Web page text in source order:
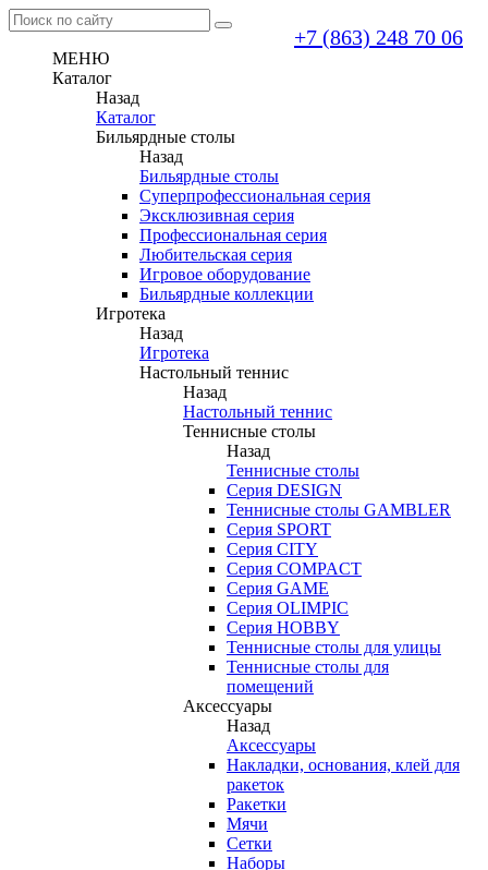
+7 (863) 248 70 06
МЕНЮ
Каталог
Назад
Каталог
Бильярдные столы
Назад
Бильярдные столы
Суперпрофессиональная серия
Эксклюзивная серия
Профессиональная серия
Любительская серия
Игровое оборудование
Бильярдные коллекции
Игротека
Назад
Игротека
Настольный теннис
Назад
Настольный теннис
Теннисные столы
Назад
Теннисные столы
Серия DESIGN
Теннисные столы GAMBLER
Серия SPORT
Серия CITY
Серия COMPACT
Серия GAME
Серия OLIMPIC
Серия HOBBY
Теннисные столы для улицы
Теннисные столы для
помещений
Аксессуары
Назад
Аксессуары
Накладки, основания, клей для
ракеток
Ракетки
Мячи
Сетки
Наборы